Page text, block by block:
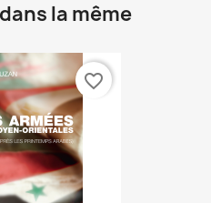
la même
favorite_border